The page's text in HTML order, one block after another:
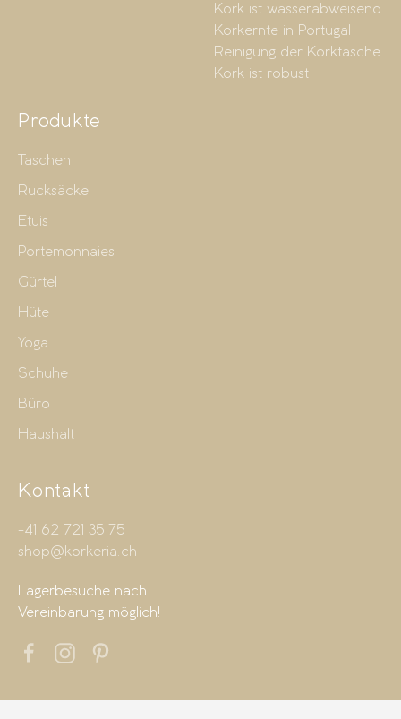
Kork ist wasserabweisend
Korkernte in Portugal
Reinigung der Korktasche
Kork ist robust
Produkte
Taschen
Rucksäcke
Etuis
Portemonnaies
Gürtel
Hüte
Yoga
Schuhe
Büro
Haushalt
Kontakt
+41 62 721 35 75
shop@korkeria.ch
Lagerbesuche nach
Vereinbarung möglich!